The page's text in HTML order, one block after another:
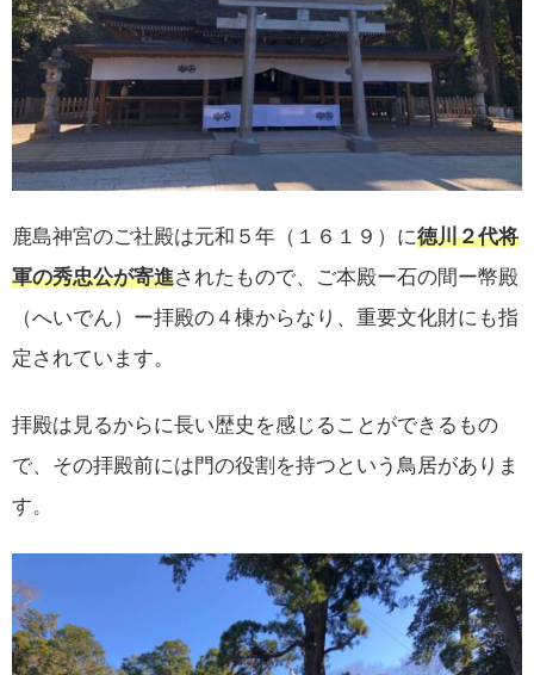
鹿島神宮のご社殿は元和５年（１６１９）に徳川２代将
軍の秀忠公が寄進されたもので、ご本殿ー石の間ー幣殿
（へいでん）ー拝殿の４棟からなり、重要文化財にも指
定されています。
拝殿は見るからに長い歴史を感じることができるもの
で、その拝殿前には門の役割を持つという鳥居がありま
す。